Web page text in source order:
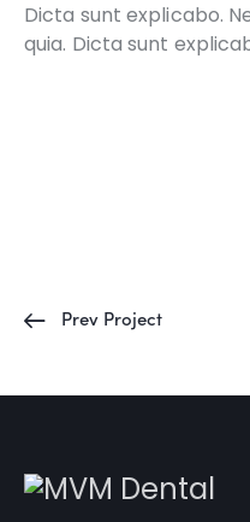
Dicta sunt explicabo.
quia. Dicta sunt
Prev Project